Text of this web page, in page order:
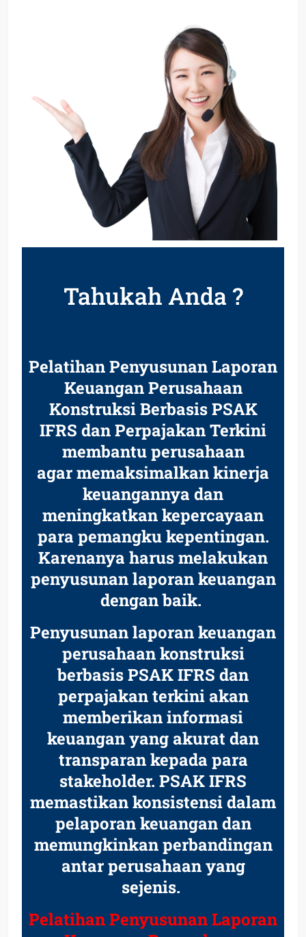
Tahukah Anda ?
Pelatihan Penyusunan Laporan
Keuangan Perusahaan
Konstruksi Berbasis PSAK
IFRS dan Perpajakan Terkini
membantu perusahaan
agarmemaksimalkan kinerja
keuangannya dan
meningkatkan kepercayaan
para pemangku kepentingan.
Karenanya harus melakukan
penyusunan laporan keuangan
dengan baik.
Penyusunan laporan keuangan
perusahaan konstruksi
berbasis PSAK IFRS dan
perpajakan terkini akan
memberikan informasi
keuangan yang akurat dan
transparan kepada para
stakeholder. PSAK IFRS
memastikan konsistensi dalam
pelaporan keuangan dan
memungkinkan perbandingan
antar perusahaan yang
sejenis.
Pelatihan Penyusunan Laporan